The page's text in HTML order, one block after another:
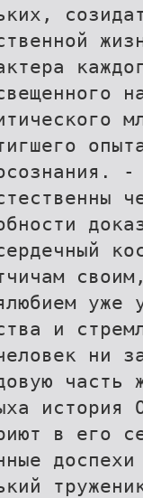
-
уже
и
ни
часть
история
в его